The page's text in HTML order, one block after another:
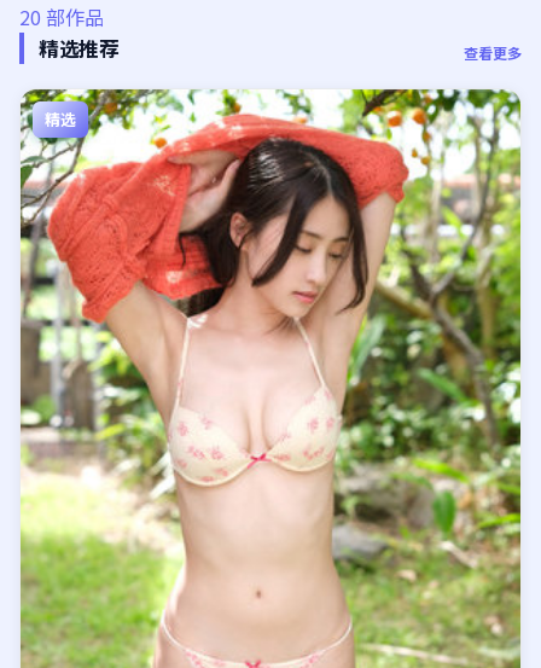
20 部作品
精选推荐
查看更多
精选